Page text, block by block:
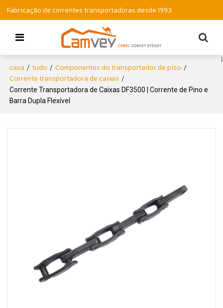
Fabricação de correntes transportadoras desde 1993
casa / tudo / Componentes do transportador de piso /
Corrente transportadora de caixas /
Corrente Transportadora de Caixas DF3500 | Corrente de Pino e
Barra Dupla Flexível